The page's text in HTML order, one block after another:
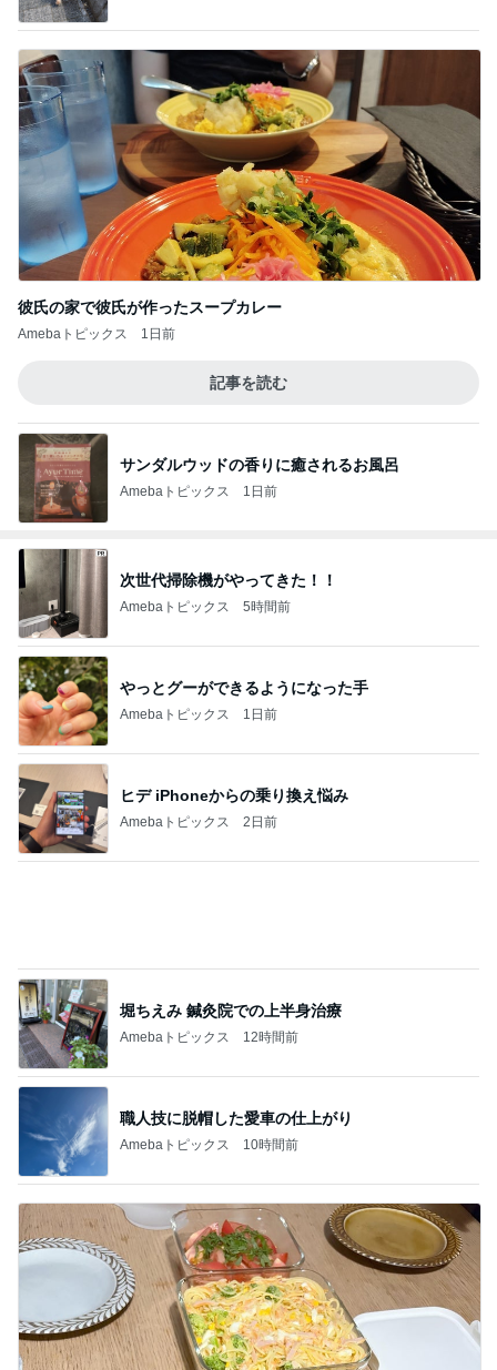
彼氏の家で彼氏が作ったスープカレー
Amebaトピックス 1日前
記事を読む
サンダルウッドの香りに癒されるお風呂
Amebaトピックス 1日前
次世代掃除機がやってきた！！
Amebaトピックス 5時間前
やっとグーができるようになった手
Amebaトピックス 1日前
ヒデ iPhoneからの乗り換え悩み
Amebaトピックス 2日前
職人技に脱帽した愛車の仕上がり
Amebaトピックス 10時間前
カレーのはずがタンドリーチキン